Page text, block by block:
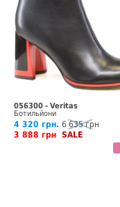
056300 - Veritas
Ботильйони
4 320 грн. 6 635 грн
3 888 грн SALE